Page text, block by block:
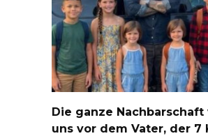
Die ganze Nachbarschaft
uns vor dem Vater, der 7